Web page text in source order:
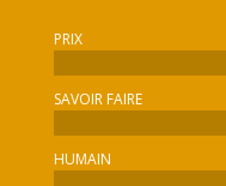
PRIX
SAVOIR FAIRE
HUMAIN